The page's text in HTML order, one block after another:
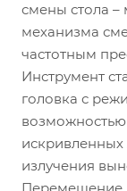
смены стола –
механизма
частотным
Инструмент
головка с
искривленных
излучения